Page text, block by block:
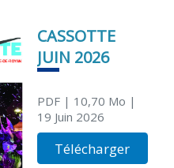
CASSOTTE
JUIN 2026
PDF| 10,70 Mo |
19 Juin 2026
Télécharger